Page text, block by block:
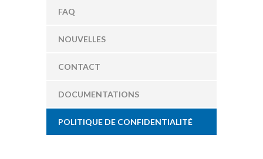
FAQ
NOUVELLES
CONTACT
DOCUMENTATIONS
POLITIQUE DE CONFIDENTIALITÉ